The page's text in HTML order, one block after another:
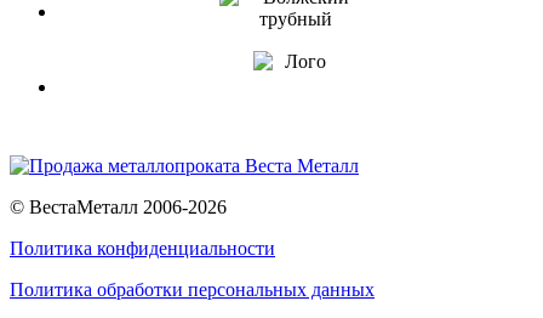
© ВестаМеталл 2006-2026
Политика конфиденциальности
Политика обработки персональных данных